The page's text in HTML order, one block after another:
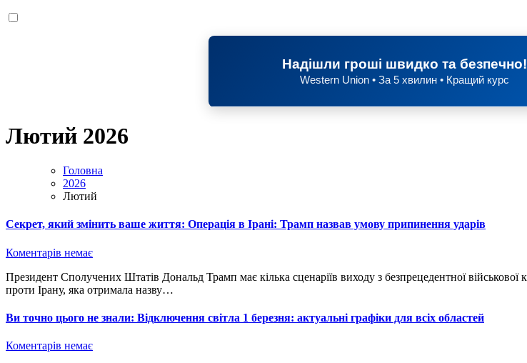
Надішли гроші швидко та безпечно!
Western Union • За 5 хвилин • Кращий курс
Лютий 2026
Головна
2026
Лютий
Секрет, який змінить ваше життя: Операція в Ірані: Трамп назвав умову припинення ударів
Коментарів немає
Президент Сполучених Штатів Дональд Трамп має кілька сценаріїв виходу з безпрецедентної військової кампанії
проти Ірану, яка отримала назву…
Ви точно цього не знали: Відключення світла 1 березня: актуальні графіки для всіх областей
Коментарів немає